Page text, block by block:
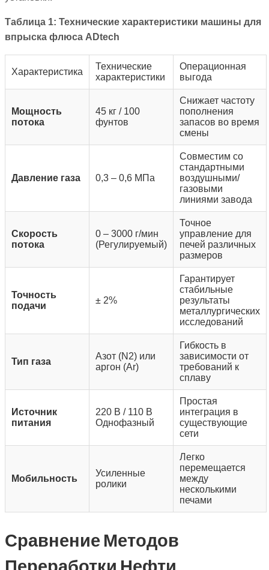
Таблица 1: Технические характеристики машины для
впрыска флюса ADtech
Характеристика
Технические
характеристики
Операционная
выгода
Мощность
потока
45 кг / 100
фунтов
Снижает частоту
пополнения
запасов во время
смены
Давление газа 0,3 – 0,6 МПа
Совместим со
стандартными
воздушными/
газовыми
линиями завода
Скорость
потока
0 – 3000 г/мин
(Регулируемый)
Точное
управление для
печей различных
размеров
Точность
подачи
± 2%
Гарантирует
стабильные
результаты
металлургических
исследований
Тип газа
Азот (N2) или
аргон (Ar)
Гибкость в
зависимости от
требований к
сплаву
Источник
питания
220 В / 110 В
Однофазный
Простая
интеграция в
существующие
сети
Мобильность
Усиленные
ролики
Легко
перемещается
между
несколькими
печами
Сравнение Методов
Переработки Нефти